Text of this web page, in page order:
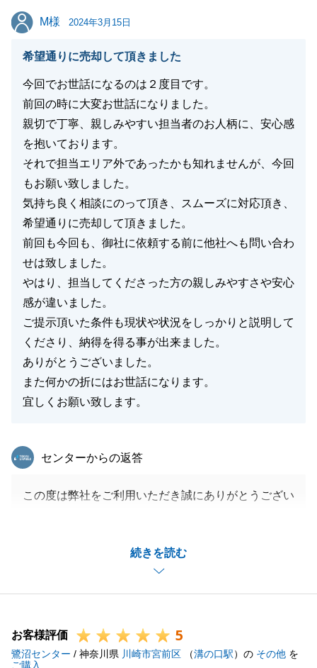
M様
M様 2024年3月15日
希望通りに売却して頂きました
今回でお世話になるのは２度目です。
前回の時に大変お世話になりました。
親切で丁寧、親しみやすい担当者のお人柄に、安心感
を抱いております。
それで担当エリア外であったかも知れませんが、今回
もお願い致しました。
気持ち良く相談にのって頂き、スムーズに対応頂き、
希望通りに売却して頂きました。
前回も今回も、御社に依頼する前に他社へも問い合わ
せは致しました。
やはり、担当してくださった方の親しみやすさや安心
感が違いました。
ご提示頂いた条件も現状や状況をしっかりと説明して
くださり、納得を得る事が出来ました。
ありがとうございました。
また何かの折にはお世話になります。
宜しくお願い致します。
続きを読む
東急リバブル
センターからの返答
この度は弊社をご利用いただき誠にありがとうござい
Ｍ様には、いろいろお手伝い頂くことも多かったと思
いますが、いつも快くご対応頂きありがとうございま
今後もご相談事がございましたらお気軽にご連絡くだ
さい。
お客様評価 5
鷺沼センター / 神奈川県 川崎市宮前区 （溝の口駅）の その他 を
ご購入